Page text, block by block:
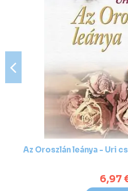
Az Oroszlán leánya - Úri
6,97